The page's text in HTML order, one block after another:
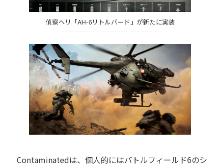
偵察ヘリ「AH-6リトルバード」が新たに実装
Contaminatedは、個人的にはバトルフィールド6のシ